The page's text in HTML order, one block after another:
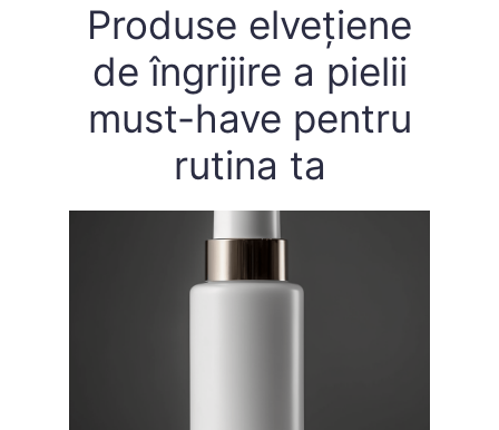
Produse elvețiene
de îngrijire a pielii
must-have pentru
rutina ta